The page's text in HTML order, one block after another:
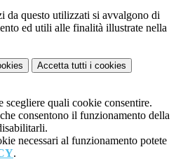
da questo utilizzati si avvalgono di
ed utili alle finalità illustrate nella
Accetta tutti i cookies
scegliere quali cookie consentire.
consentono il funzionamento della
necessari al funzionamento potete
.